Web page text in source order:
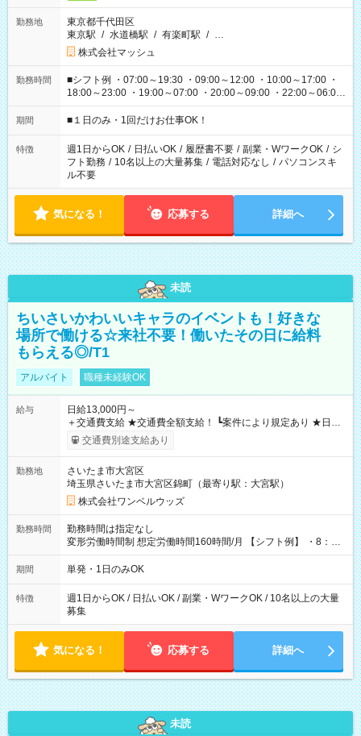
勤務地
東京都千代田区
東京駅 / 水道橋駅 / 有楽町駅 / …
株式会社マッシュ
勤務時間
■シフト例 ・07:00～19:30 ・09:00～12:00 ・10:00～17:00 ・
18:00～23:00 ・19:00～07:00 ・20:00～09:00 ・22:00～06:00
etc ★最短で3時間で5,120円のお仕事から 15時間で2万円近く稼
げるお仕事も！ ご希望のお時間に合わせてご紹介！ ※シフトは
ください！
期間 ■１日のみ・1回だけお仕事OK！
特徴 週1日からOK / 日払いOK / 履歴書不要 / 副業・WワークOK / シ
フト勤務 / 10名以上の大量募集 / 電話対応なし / パソコンスキ
ル不要
気になる！ 応募する 詳細へ
未読
ちいさいかわいいキャラのイベントも！好きな
場所で働ける☆来社不要！働いたその日に給料
もらえる◎/T1
アルバイト 職種未経験OK
給与
日給13,000円～
＋交通費支給 ★交通費全額支給！ ┗案件により規定あり ★日払
いOK！（規定あり） ┗働いたその日に現金GET♪ お仕事後はコ
ンビニATMから 日払い分を引き落とせます！ 【試用期間】試
交通費別途支給あり
勤務地
さいたま市大宮区
埼玉県さいたま市大宮区錦町（最寄り駅：大宮駅）
株式会社ワンベルウッズ
勤務時間
勤務時間は指定なし
変形労働時間制 想定労働時間160時間/月 【シフト例】 ・8：00
～21：00
期間 単発・1日のみOK
特徴
週1日からOK / 日払いOK / 副業・WワークOK / 10名以上の大量
募集
気になる！ 応募する 詳細へ
未読